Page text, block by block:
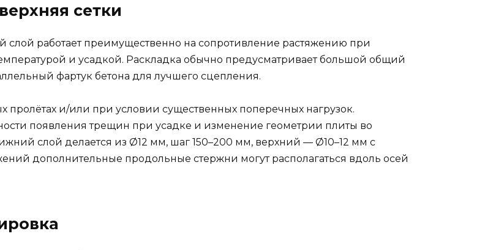
сетки
слой работает преимущественно на сопротивление растяжению при
и усадкой. Раскладка обычно предусматривает большой общий
фартук бетона для лучшего сцепления.
и/или при условии существенных поперечных нагрузок.
появления трещин при усадке и изменение геометрии плиты во
слой делается из Ø12 мм, шаг 150–200 мм, верхний — Ø10–12 мм с
дополнительные продольные стержни могут располагаться вдоль осей